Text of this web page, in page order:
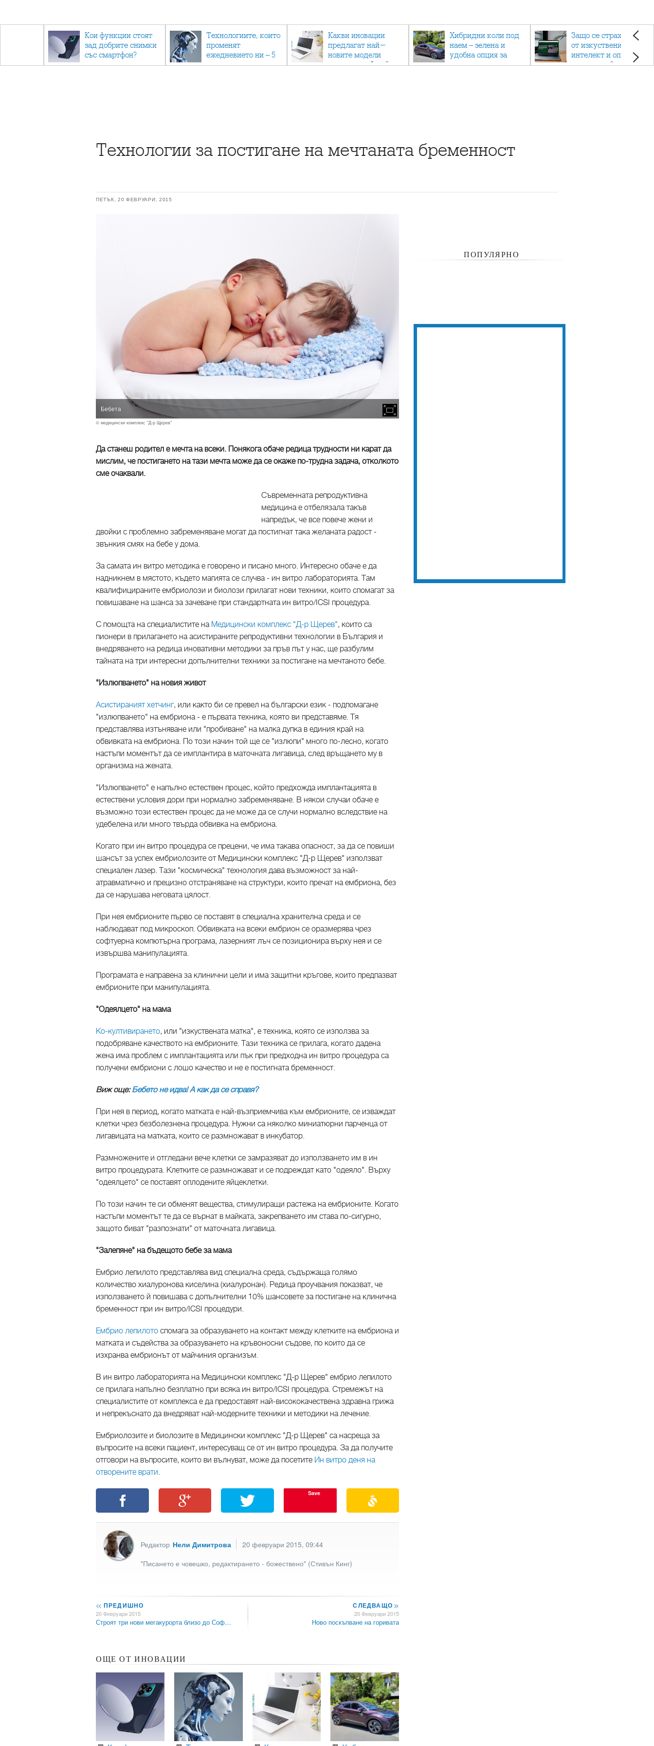
Кои функции стоят
зад добрите снимки
със смартфон?
Технологиите, които
променят
ежедневието ни – 5
иновации, които вече
Какви иновации
предлагат най-
новите модели
лаптопи на Acer?
Хибридни коли под
наем – зелена и
удобна опция за
пътуване
Защо се страхуваме
от изкуствения
интелект и опасен ли
е наистина?
Технологии за постигане на мечтаната бременност
ПЕТЪК, 20 ФЕВРУАРИ, 2015
Бебета
© медицински комплекс "Д-р Щерев"
Да станеш родител е мечта на всеки. Понякога обаче редица трудности ни карат да
мислим, че постигането на тази мечта може да се окаже по-трудна задача, отколкото
сме очаквали.
Съвременната репродуктивна
медицина е отбелязала такъв
напредък, че все повече жени и
двойки с проблемно забременяване могат да постигнат така желаната радост -
звънкия смях на бебе у дома.
За самата ин витро методика е говорено и писано много. Интересно обаче е да
надникнем в мястото, където магията се случва - ин витро лабораторията. Там
квалифицираните ембриолози и биолози прилагат нови техники, които спомагат за
повишаване на шанса за зачеване при стандартната ин витро/ICSI процедура.
С помощта на специалистите на Медицински комплекс "Д-р Щерев", които са
пионери в прилагането на асистираните репродуктивни технологии в България и
внедряването на редица иновативни методики за пръв път у нас, ще разбулим
тайната на три интересни допълнителни техники за постигане на мечтаното бебе.
"Излюпването" на новия живот
Асистираният хетчинг, или както би се превел на български език - подпомагане
"излюпването" на ембриона - е първата техника, която ви представяме. Тя
представлява изтъняване или "пробиване" на малка дупка в единия край на
обвивката на ембриона. По този начин той ще се "излюпи" много по-лесно, когато
настъпи моментът да се имплантира в маточната лигавица, след връщането му в
организма на жената.
"Излюпването" е напълно естествен процес, който предхожда имплантацията в
естествени условия дори при нормално забременяване. В някои случаи обаче е
възможно този естествен процес да не може да се случи нормално вследствие на
удебелена или много твърда обвивка на ембриона.
Когато при ин витро процедура се прецени, че има такава опасност, за да се повиши
шансът за успех ембриолозите от Медицински комплекс "Д-р Щерев" използват
специален лазер. Тази "космическа" технология дава възможност за най-
атравматично и прецизно отстраняване на структури, които пречат на ембриона, без
да се нарушава неговата цялост.
При нея ембрионите първо се поставят в специална хранителна среда и се
наблюдават под микроскоп. Обвивката на всеки ембрион се оразмерява чрез
софтуерна компютърна програма, лазерният лъч се позиционира върху нея и се
извършва манипулацията.
Програмата е направена за клинични цели и има защитни кръгове, които предпазват
ембрионите при манипулацията.
"Одеялцето" на мама
Ко-култивирането, или "изкуствената матка", е техника, която се използва за
подобряване качеството на ембрионите. Тази техника се прилага, когато дадена
жена има проблем с имплантацията или пък при предходна ин витро процедура са
получени ембриони с лошо качество и не е постигната бременност.
Виж още:Бебето не идва! А как да се справя?
При нея в период, когато матката е най-възприемчива към ембрионите, се изваждат
клетки чрез безболезнена процедура. Нужни са няколко миниатюрни парченца от
лигавицата на матката, които се размножават в инкубатор.
Размножените и отгледани вече клетки се замразяват до използването им в ин
витро процедурата. Клетките се размножават и се подреждат като "одеяло". Върху
"одеялцето" се поставят оплодените яйцеклетки.
По този начин те си обменят вещества, стимулиращи растежа на ембрионите. Когато
настъпи моментът те да се върнат в майката, закрепването им става по-сигурно,
защото биват "разпознати" от маточната лигавица.
"Залепяне" на бъдещото бебе за мама
Ембрио лепилото представлява вид специална среда, съдържаща голямо
количество хиалуронова киселина (хиалуронан). Редица проучвания показват, че
използването й повишава с допълнителни 10% шансовете за постигане на клинична
бременност при ин витро/ICSI процедури.
Ембрио лепилото спомага за образуването на контакт между клетките на ембриона и
матката и съдейства за образуването на кръвоносни съдове, по които да се
изхранва ембрионът от майчиния организъм.
В ин витро лабораторията на Медицински комплекс "Д-р Щерев" ембрио лепилото
се прилага напълно безплатно при всяка ин витро/ICSI процедура. Стремежът на
специалистите от комплекса е да предоставят най-висококачествена здравна грижа
и непрекъснато да внедряват най-модерните техники и методики на лечение.
Ембриолозите и биолозите в Медицински комплекс "Д-р Щерев" са насреща за
въпросите на всеки пациент, интересуващ се от ин витро процедура. За да получите
отговори на въпросите, които ви вълнуват, може да посетите Ин витро деня на
отворените врати.
Save
Редактор Нели Димитрова
20 февруари 2015, 09:44
"Писането е човешко, редактирането - божествено" (Стивън Кинг)
<< ПРЕДИШНО
20 Февруари 2015
Строят три нови мегакурорта близо до Соф…
СЛЕДВАЩО>>
20 Февруари 2015
Ново поскъпване на горивата
ОЩЕ ОТ ИНОВАЦИИ
ПОПУЛЯРНО